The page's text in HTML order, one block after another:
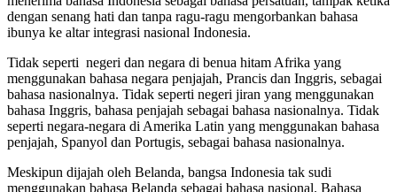
dengan senang hati dan tanpa ragu-ragu mengorbankan bahasa
ibunya ke altar integrasi nasional Indonesia.
Tidak seperti negeri dan negara di benua hitam Afrika yang
menggunakan bahasa negara penjajah, Prancis dan Inggris, sebagai
bahasa nasionalnya. Tidak seperti negeri jiran yang menggunakan
bahasa Inggris, bahasa penjajah sebagai bahasa nasionalnya. Tidak
seperti negara-negara di Amerika Latin yang menggunakan bahasa
penjajah, Spanyol dan Portugis, sebagai bahasa nasionalnya.
Meskipun dijajah oleh Belanda, bangsa Indonesia tak sudi
menggunakan bahasa Belanda sebagai bahasa nasional. Bahasa